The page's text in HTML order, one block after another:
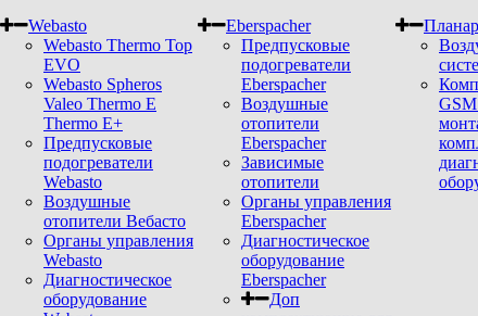
Webasto
Webasto Thermo Top
EVO
Webasto Spheros
Valeo Thermo E
Thermo E+
Предпусковые
подогреватели
Webasto
Воздушные
отопители Вебасто
Органы управления
Webasto
Диагностическое
оборудование
Eberspacher
Предпусковые
подогреватели
Eberspacher
Воздушные
отопители
Eberspacher
Зависимые
отопители
Органы управления
Eberspacher
Диагностическое
оборудование
Eberspacher
Доп
Планар